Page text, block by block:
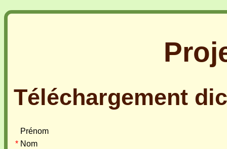
Téléchargement
Prénom
* Nom